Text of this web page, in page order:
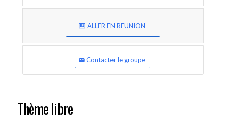
ALLER EN REUNION
Contacter le groupe
Thème libre